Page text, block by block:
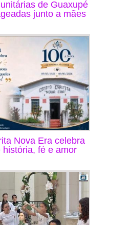
de Guaxupé
junto a mães
Nova Era celebra
história, fé e amor